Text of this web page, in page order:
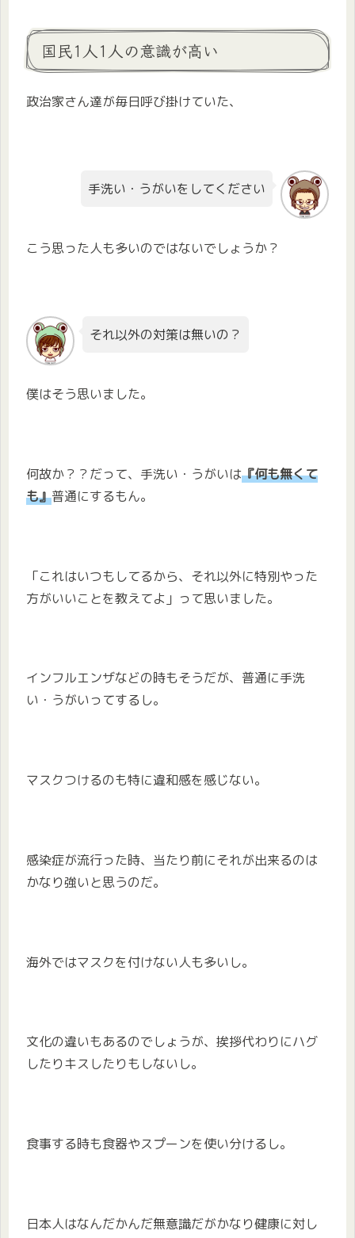
国民1人1人の意識が高い
政治家さん達が毎日呼び掛けていた、
手洗い・うがいをしてください
こう思った人も多いのではないでしょうか？
それ以外の対策は無いの？
僕はそう思いました。
何故か？？だって、手洗い・うがいは『何も無くて
も』普通にするもん。
「これはいつもしてるから、それ以外に特別やった
方がいいことを教えてよ」って思いました。
インフルエンザなどの時もそうだが、普通に手洗
い・うがいってするし。
マスクつけるのも特に違和感を感じない。
感染症が流行った時、当たり前にそれが出来るのは
かなり強いと思うのだ。
海外ではマスクを付けない人も多いし。
文化の違いもあるのでしょうが、挨拶代わりにハグ
したりキスしたりもしないし。
食事する時も食器やスプーンを使い分けるし。
日本人はなんだかんだ無意識だがかなり健康に対し